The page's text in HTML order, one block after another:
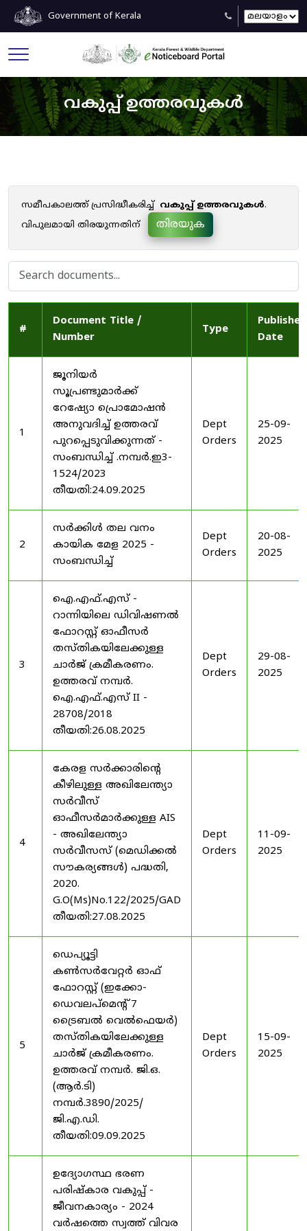
Government of Kerala
വകുപ്പ് ഉത്തരവുകൾ
സമീപകാലത്ത് പ്രസിദ്ധീകരിച്ച് വകുപ്പ് ഉത്തരവുകൾ.
വിപുലമായി തിരയുന്നതിന്
തിരയുക
#
Document Title /
Number
Type
Published
Date
1
ജൂനിയർ
സൂപ്രണ്ടുമാർക്ക്
റേഷ്യോ പ്രൊമോഷൻ
അനുവദിച്ച് ഉത്തരവ്
പുറപ്പെടുവിക്കുന്നത് -
സംബന്ധിച്ച് .നമ്പർ.ഇ3-
1524/2023
തീയതി:24.09.2025
Dept
Orders
25-09-
2025
2
സർക്കിൾ തല വനം
കായിക മേള 2025 -
സംബന്ധിച്ച്
Dept
Orders
20-08-
2025
3
ഐ.എഫ്.എസ് -
റാന്നിയിലെ ഡിവിഷണൽ
ഫോറസ്റ്റ് ഓഫീസർ
തസ്തികയിലേക്കുള്ള
ചാർജ് ക്രമീകരണം.
ഉത്തരവ് നമ്പർ.
ഐ.എഫ്.എസ് II -
28708/2018
തീയതി:26.08.2025
Dept
Orders
29-08-
2025
4
കേരള സർക്കാരിന്റെ
കീഴിലുള്ള അഖിലേന്ത്യാ
സർവീസ്
ഓഫീസർമാർക്കുള്ള AIS
- അഖിലേന്ത്യാ
സർവീസസ് (മെഡിക്കൽ
സൗകര്യങ്ങൾ) പദ്ധതി,
2020.
G.O(Ms)No.122/2025/GAD
തീയതി:27.08.2025
Dept
Orders
11-09-
2025
5
ഡെപ്യൂട്ടി
കൺസർവേറ്റർ ഓഫ്
ഫോറസ്റ്റ് (ഇക്കോ-
ഡെവലപ്മെന്റ് 7
ട്രൈബൽ വെൽഫെയർ)
തസ്തികയിലേക്കുള്ള
ചാർജ് ക്രമീകരണം.
ഉത്തരവ് നമ്പർ. ജി.ഒ.
(ആർ.ടി)
നമ്പർ.3890/2025/
ജി.എ.ഡി.
തീയതി:09.09.2025
Dept
Orders
15-09-
2025
ഉദ്യോഗസ്ഥ ഭരണ
പരിഷ്കാര വകുപ്പ് -
ജീവനകാര്യം - 2024
വർഷത്തെ സ്വത്ത് വിവര